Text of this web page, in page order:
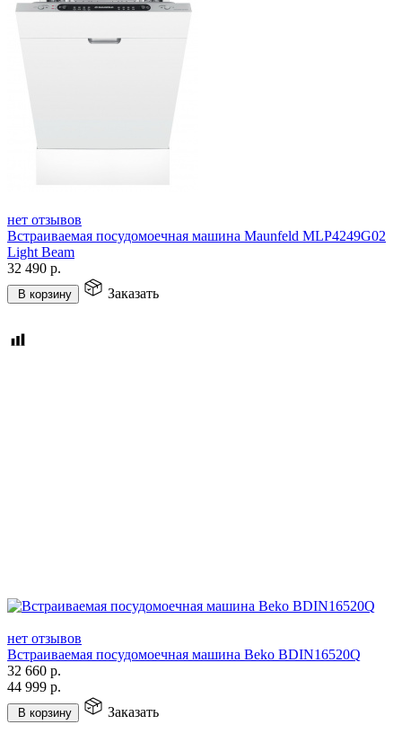
нет отзывов
Встраиваемая посудомоечная машина Maunfeld MLP4249G02
Light Beam
32 490 р.
В корзину Заказать
нет отзывов
Встраиваемая посудомоечная машина Beko BDIN16520Q
32 660 р.
44 999 р.
В корзину Заказать